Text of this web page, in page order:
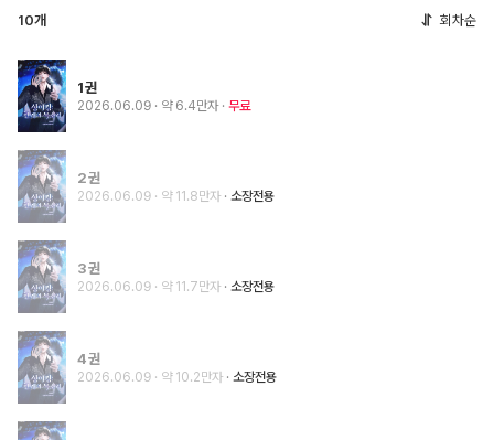
10개 회차순
1권
2026.06.09 · 약 6.4만자 무료
2권
2026.06.09 · 약 11.8만자 소장전용
3권
2026.06.09 · 약 11.7만자 소장전용
4권
2026.06.09 · 약 10.2만자 소장전용